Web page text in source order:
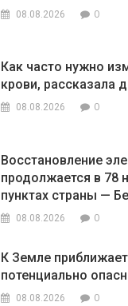
08.08.2026 0
Как часто нужно
крови, рассказала
08.08.2026 0
Восстановление
продолжается в 78
пунктах страны —
08.08.2026 0
К Земле
потенциально
08.08.2026 0